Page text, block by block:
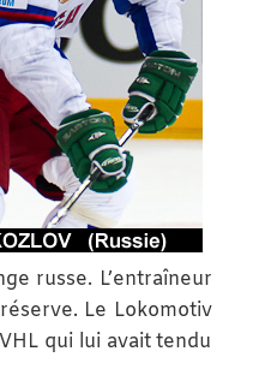
russe. L’entraîneur
Le Lokomotiv
qui lui avait tendu